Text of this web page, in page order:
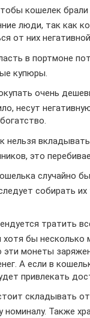
кошелек брали
люди, так как
от них
в портмоне
купюры.
очень
несут
нельзя
это
случайно
собирать их
тратить
хотя бы несколько
эти монеты
А если в
привлекать
складывать
номиналу. Также